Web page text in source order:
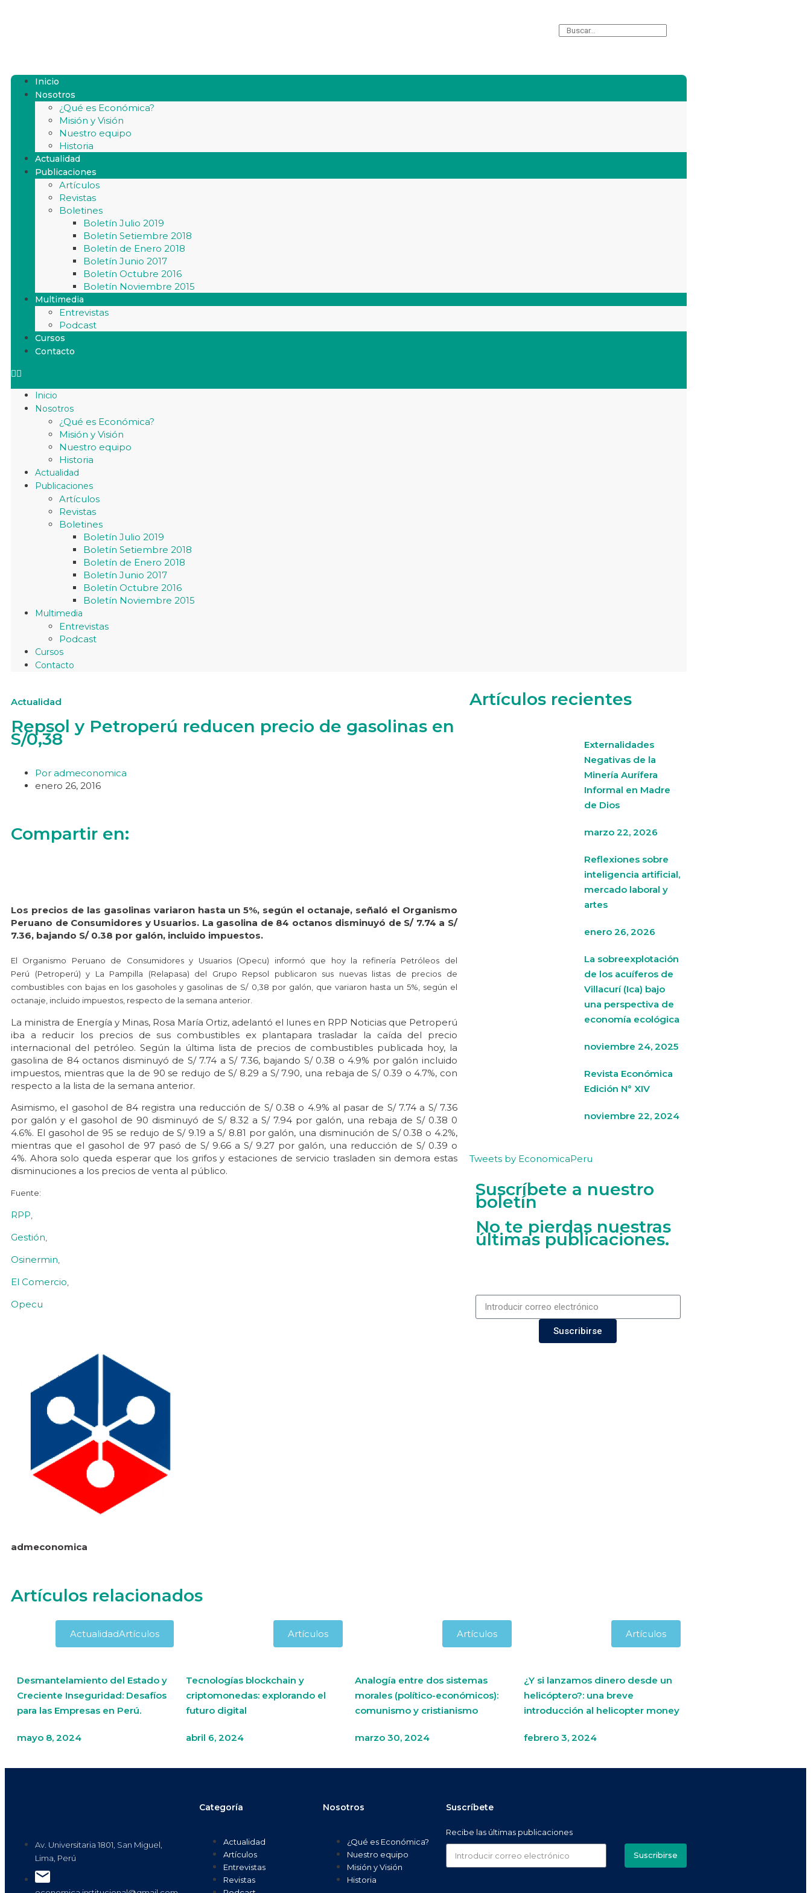
Inicio
Nosotros
¿Qué es Económica?
Misión y Visión
Nuestro equipo
Historia
Actualidad
Publicaciones
Artículos
Revistas
Boletines
Boletín Julio 2019
Boletín Setiembre 2018
Boletín de Enero 2018
Boletín Junio 2017
Boletín Octubre 2016
Boletín Noviembre 2015
Multimedia
Entrevistas
Podcast
Cursos
Contacto
Inicio
Nosotros
¿Qué es Económica?
Misión y Visión
Nuestro equipo
Historia
Actualidad
Publicaciones
Artículos
Revistas
Boletines
Boletín Julio 2019
Boletín Setiembre 2018
Boletín de Enero 2018
Boletín Junio 2017
Boletín Octubre 2016
Boletín Noviembre 2015
Multimedia
Entrevistas
Podcast
Cursos
Contacto
Actualidad
Repsol y Petroperú reducen precio de gasolinas en
S/0,38
Por admeconomica
enero 26, 2016
Compartir en:
Los precios de las gasolinas variaron hasta un 5%, según el octanaje, señaló el Organismo
Peruano de Consumidores y Usuarios. La gasolina de 84 octanos disminuyó de S/ 7.74 a S/
7.36, bajando S/ 0.38 por galón, incluido impuestos.
El Organismo Peruano de Consumidores y Usuarios (Opecu) informó que hoy la refinería Petróleos del
Perú (Petroperú) y La Pampilla (Relapasa) del Grupo Repsol publicaron sus nuevas listas de precios de
combustibles con bajas en los gasoholes y gasolinas de S/ 0,38 por galón, que variaron hasta un 5%, según el
octanaje, incluido impuestos, respecto de la semana anterior.
La ministra de Energía y Minas, Rosa María Ortiz, adelantó el lunes en RPP Noticias que Petroperú
iba a reducir los precios de sus combustibles ex plantapara trasladar la caída del precio
internacional del petróleo. Según la última lista de precios de combustibles publicada hoy, la
gasolina de 84 octanos disminuyó de S/ 7.74 a S/ 7.36, bajando S/ 0.38 o 4.9% por galón incluido
impuestos, mientras que la de 90 se redujo de S/ 8.29 a S/ 7.90, una rebaja de S/ 0.39 o 4.7%, con
respecto a la lista de la semana anterior.
Asimismo, el gasohol de 84 registra una reducción de S/ 0.38 o 4.9% al pasar de S/ 7.74 a S/ 7.36
por galón y el gasohol de 90 disminuyó de S/ 8.32 a S/ 7.94 por galón, una rebaja de S/ 0.38 0
4.6%. El gasohol de 95 se redujo de S/ 9.19 a S/ 8.81 por galón, una disminución de S/ 0.38 o 4.2%,
mientras que el gasohol de 97 pasó de S/ 9.66 a S/ 9.27 por galón, una reducción de S/ 0.39 o
4%. Ahora solo queda esperar que los grifos y estaciones de servicio trasladen sin demora estas
disminuciones a los precios de venta al público.
Fuente:
RPP
Gestión
Osinermin
El Comercio
Opecu
admeconomica
Artículos recientes
Externalidades
Negativas de la
Minería Aurífera
Informal en Madre
de Dios
marzo 22, 2026
Reflexiones sobre
inteligencia artificial,
mercado laboral y
artes
enero 26, 2026
La sobreexplotación
de los acuíferos de
Villacurí (Ica) bajo
una perspectiva de
economía ecológica
noviembre 24, 2025
Revista Económica
Edición N° XIV
noviembre 22, 2024
Tweets by EconomicaPeru
Suscríbete a nuestro
boletín
No te pierdas nuestras
últimas publicaciones.
Suscribirse
Artículos relacionados
ActualidadArtículos
Desmantelamiento del Estado y
Creciente Inseguridad: Desafíos
para las Empresas en Perú.
mayo 8, 2024
Artículos
Tecnologías blockchain y
criptomonedas: explorando el
futuro digital
abril 6, 2024
Artículos
Analogía entre dos sistemas
morales (político-económicos):
comunismo y cristianismo
marzo 30, 2024
Artículos
¿Y si lanzamos dinero desde un
helicóptero?: una breve
introducción al helicopter money
febrero 3, 2024
Av. Universitaria 1801, San Miguel,
Lima, Perú
Categoría
Actualidad
Artículos
Entrevistas
Revistas
Nosotros
¿Qué es Económica?
Nuestro equipo
Misión y Visión
Historia
Suscríbete
Recibe las últimas publicaciones
Suscribirse